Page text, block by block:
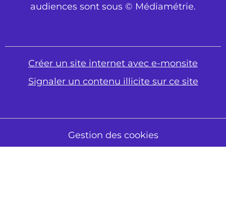
audiences sont sous © Médiamétrie.
Créer un site internet avec e-monsite
Signaler un contenu illicite sur ce site
Gestion des cookies